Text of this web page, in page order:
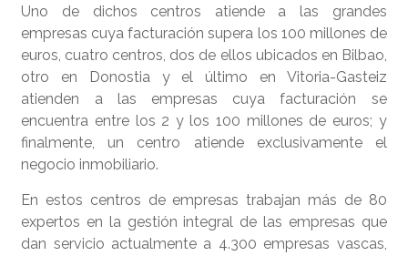
Uno de dichos centros atiende a las grandes
empresas cuya facturación supera los 100 millones de
euros, cuatro centros, dos de ellos ubicados en Bilbao,
otro en Donostia y el último en Vitoria-Gasteiz
atienden a las empresas cuya facturación se
encuentra entre los 2 y los 100 millones de euros; y
finalmente, un centro atiende exclusivamente el
negocio inmobiliario.
En estos centros de empresas trabajan más de 80
expertos en la gestión integral de las empresas que
dan servicio actualmente a 4.300 empresas vascas,